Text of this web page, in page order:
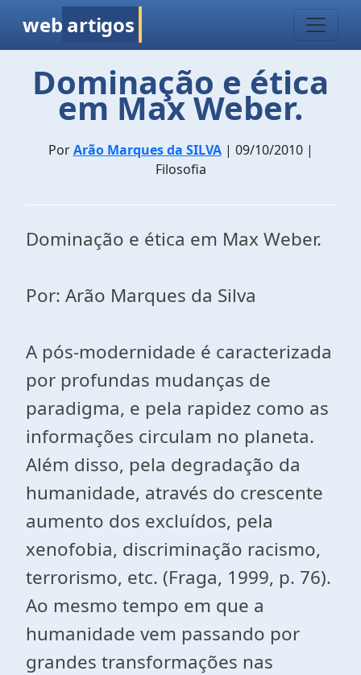
web artigos
Dominação e ética
em Max Weber.
PorArão Marques da SILVA| 09/10/2010 |
Filosofia
Dominação e ética em Max Weber.
Por: Arão Marques da Silva
A pós-modernidade é caracterizada
por profundas mudanças de
paradigma, e pela rapidez como as
informações circulam no planeta.
Além disso, pela degradação da
humanidade, através do crescente
aumento dos excluídos, pela
xenofobia, discriminação racismo,
terrorismo, etc. (Fraga, 1999, p. 76).
Ao mesmo tempo em que a
humanidade vem passando por
grandes transformações nas